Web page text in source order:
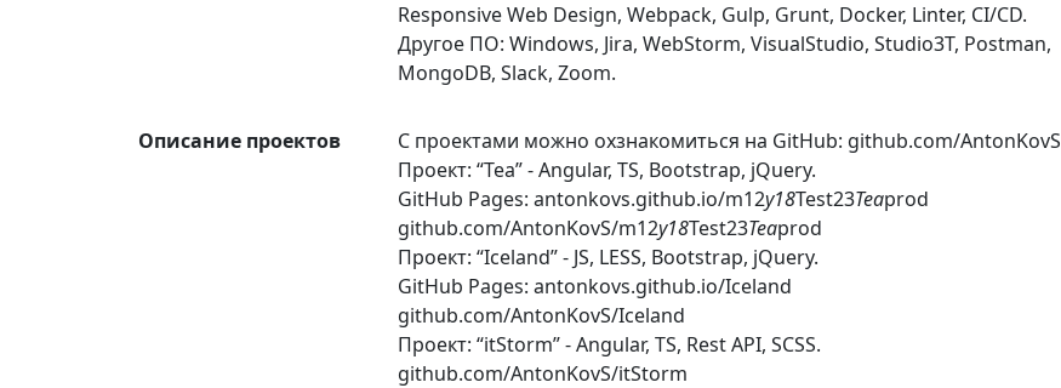
Responsive Web Design, Webpack, Gulp, Grunt, Docker, Linter, CI/CD.
Другое ПО: Windows, Jira, WebStorm, VisualStudio, Studio3T, Postman,
MongoDB, Slack, Zoom.
Описание проектов
С проектами можно охзнакомиться на GitHub: github.com/AntonKovS
Проект: “Tea” - Angular, TS, Bootstrap, jQuery.
GitHub Pages: antonkovs.github.io/m12y18Test23Teaprod
github.com/AntonKovS/m12y18Test23Teaprod
Проект: “Iceland” - JS, LESS, Bootstrap, jQuery.
GitHub Pages: antonkovs.github.io/Iceland
github.com/AntonKovS/Iceland
Проект: “itStorm” - Angular, TS, Rest API, SCSS.
github.com/AntonKovS/itStorm